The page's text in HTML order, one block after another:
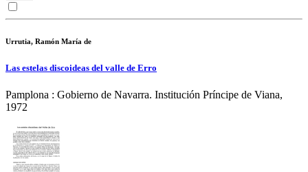
Urrutia, Ramón María de
Las estelas discoideas del valle de Erro
Pamplona : Gobierno de Navarra. Institución Príncipe de Viana,
1972